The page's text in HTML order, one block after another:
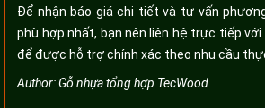
Để nhận báo giá chi tiết và tư vấn
phù hợp nhất, bạn nên liên hệ trực tiếp
để được hỗ trợ chính xác theo nhu cầu
Author:Gỗ nhựa tổng hợp TecWood